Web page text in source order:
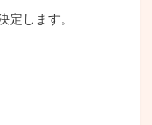
します。